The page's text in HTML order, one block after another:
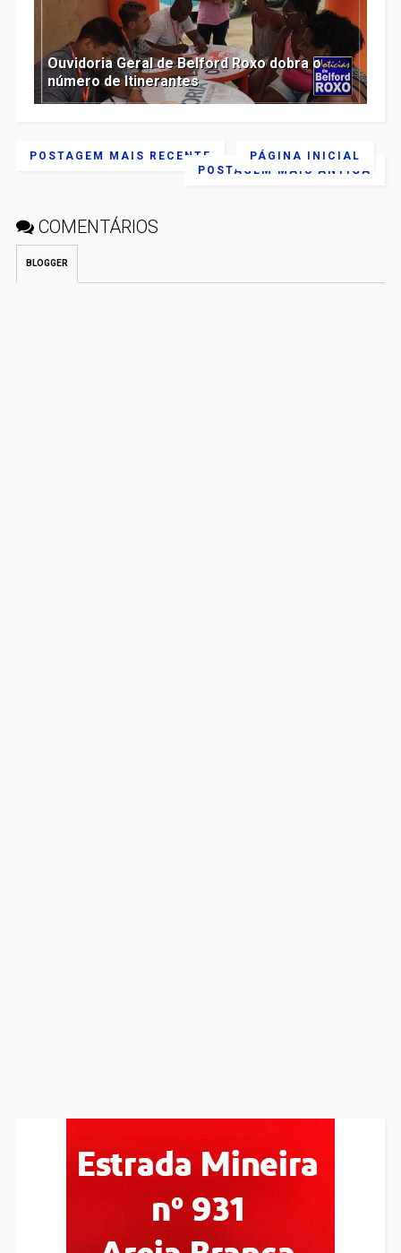
Ouvidoria Geral de Belford Roxo dobra o
número de Itinerantes
POSTAGEM MAIS RECENTE
POSTAGEM MAIS ANTIGA
PÁGINA INICIAL
COMENTÁRIOS
BLOGGER